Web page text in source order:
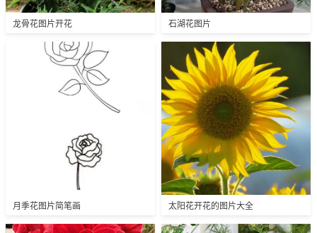
龙骨花图片开花 石湖花图片
月季花图片简笔画 太阳花开花的图片大全